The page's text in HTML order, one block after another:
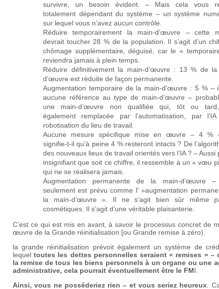
survivre, un besoin évident. – Mais cela vous
totalement dépendant du système – un système
sur lequel vous n’avez aucun contrôle.
Réduire temporairement la main-d’œuvre – cette
devrait toucher 28 % de la population. Il s’agit d’un
chômage supplémentaire, déguisé, car le «
reviendra jamais à plein temps.
Réduire définitivement la main-d’œuvre : 13 % de
d’œuvre est réduite de façon permanente.
Augmentation temporaire de la main-d’œuvre : 5 % –
aucune référence au type de main-d’œuvre –
une main-d’œuvre non qualifiée qui, tôt ou
également remplacée par l’automatisation, par
robotisation du lieu de travail.
Aucune mesure spécifique mise en œuvre – 4 %
signifie-t-il qu’à peine 4 % resteront intacts ? De
des nouveaux lieux de travail orientés vers l’IA ? – Aussi
insignifiant que soit ce chiffre, il ressemble à un « vœu
qui ne se réalisera jamais.
Augmentation permanente de la main-d’œuvre
seulement est prévu comme l' »augmentation
la main-d’œuvre ». Il ne s’agit bien sûr même
cosmétiques. Il s’agit d’une véritable plaisanterie.
C’est ce qui est mis en avant, à savoir le processus concret de
œuvre de la Grande réinitialisation [ou Grande remise à zéro).
la grande réinitialisation prévoit également un système de
lequeltoutes les dettes personnelles seraient « remises » –
la remise de tous les biens personnels à un organe ou une
administrative, cela pourrait éventuellement être le FMI.
Ainsi, vous ne posséderiez rien – et vous seriez heureux.